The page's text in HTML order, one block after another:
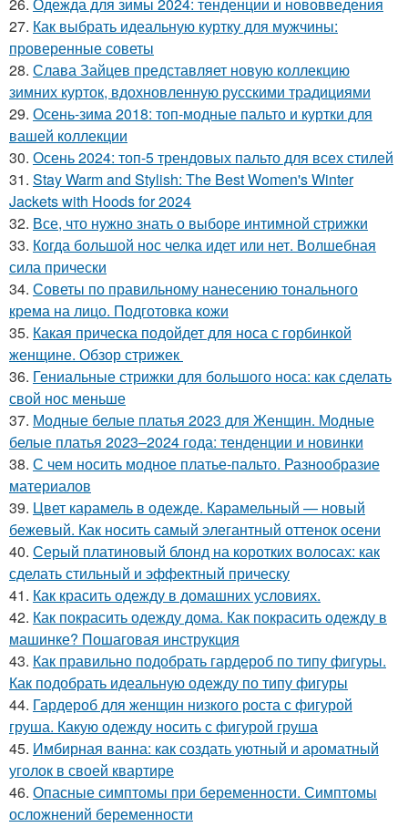
27. Как выбрать идеальную куртку для мужчины:
проверенные советы
28. Слава Зайцев представляет новую коллекцию
зимних курток, вдохновленную русскими традициями
29. Осень-зима 2018: топ-модные пальто и куртки для
вашей коллекции
30. Осень 2024: топ-5 трендовых пальто для всех стилей
31. Stay Warm and Stylish: The Best Women's Winter
Jackets with Hoods for 2024
32. Все, что нужно знать о выборе интимной стрижки
33. Когда большой нос челка идет или нет. Волшебная
сила прически
34. Советы по правильному нанесению тонального
крема на лицо. Подготовка кожи
35. Какая прическа подойдет для носа с горбинкой
женщине. Обзор стрижек
36. Гениальные стрижки для большого носа: как сделать
свой нос меньше
37. Модные белые платья 2023 для Женщин. Модные
белые платья 2023–2024 года: тенденции и новинки
38. С чем носить модное платье-пальто. Разнообразие
материалов
39. Цвет карамель в одежде. Карамельный — новый
бежевый. Как носить самый элегантный оттенок осени
40. Серый платиновый блонд на коротких волосах: как
сделать стильный и эффектный прическу
41. Как красить одежду в домашних условиях.
42. Как покрасить одежду дома. Как покрасить одежду в
машинке? Пошаговая инструкция
43. Как правильно подобрать гардероб по типу фигуры.
Как подобрать идеальную одежду по типу фигуры
44. Гардероб для женщин низкого роста с фигурой
груша. Какую одежду носить с фигурой груша
45. Имбирная ванна: как создать уютный и ароматный
уголок в своей квартире
46. Опасные симптомы при беременности. Симптомы
осложнений беременности